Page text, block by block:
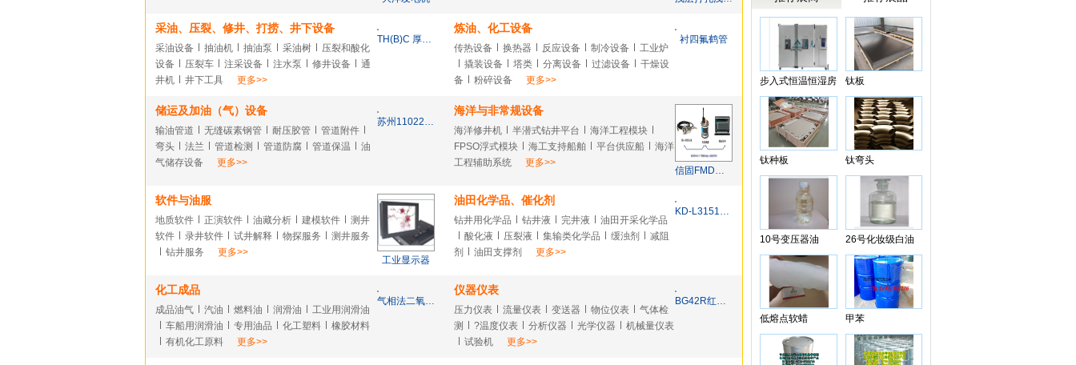
采油、压裂、修井、打捞、井下设备
采油设备 抽油机 抽油泵 采油树
压裂和酸化
设备
压裂车 注采设备 注水泵 修井设备
通
井机
井下工具 更多>>
TH(B)C 厚壁泵筒皮碗支撑管式抽油泵
炼油、化工设备
传热设备 换热器 反应设备 制冷设备
工业炉
撬装设备
塔类 分离设备 过滤设备
干燥设
备
粉碎设备 更多>>
衬四氟鹤管
储运及加油（气）设备
输油管道 无缝碳素钢管 耐压胶管
管道附件
弯头
法兰 管道检测 管道防腐 管道保温
油
气储存设备
更多>>
苏州11022精密LCR电桥
海洋与非常规设备
海洋修井机 半潜式钻井平台
海洋工程模块
FPSO浮式模块
海工支持船舶 平台供应船
海洋
工程辅助系统
更多>>
信固FMD水下钢结构进水探测系统
软件与油服
地质软件 正演软件 油藏分析 建模软件
测井
软件
录井软件 试井解释 物探服务
测井服务
钻井服务
更多>>
工业显示器
油田化学品、催化剂
钻井用化学品 钻井液 完井液
油田开采化学品
酸化液
压裂液 集输类化学品 缓浊剂
减阻
剂
油田支撑剂 更多>>
KD-L3151重油污清洗剂
化工成品
成品油气 汽油 燃料油 润滑油
工业用润滑油
车船用润滑油
专用油品 化工塑料
橡胶材料
有机化工原料
更多>>
气相法二氧化硅
仪器仪表
压力仪表 流量仪表 变送器 物位仪表
气体检
测
?温度仪表 分析仪器 光学仪器
机械量仪表
试验机
更多>>
BG42R红外测温仪
步入式恒温恒湿房 钛板
钛种板 钛弯头
10号变压器油 26号化妆级白油
低熔点软蜡 甲苯